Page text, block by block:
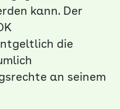
kann. Der
die
an seinem